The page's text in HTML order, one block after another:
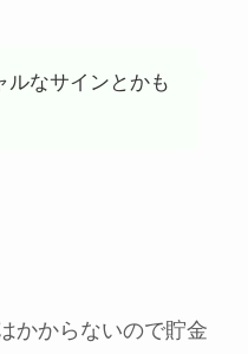
ルなサインとかも
かからないので貯金